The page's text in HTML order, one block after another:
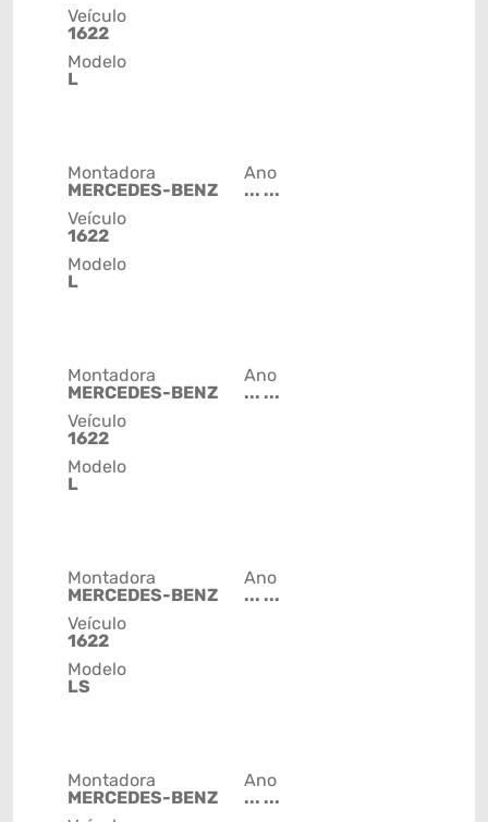
Veículo
1622
Modelo
L
Montadora
MERCEDES-BENZ
Veículo
1622
Modelo
L
Ano
... ...
Montadora
MERCEDES-BENZ
Veículo
1622
Modelo
L
Ano
... ...
Montadora
MERCEDES-BENZ
Veículo
1622
Modelo
LS
Ano
... ...
Montadora
MERCEDES-BENZ
Ano
... ...